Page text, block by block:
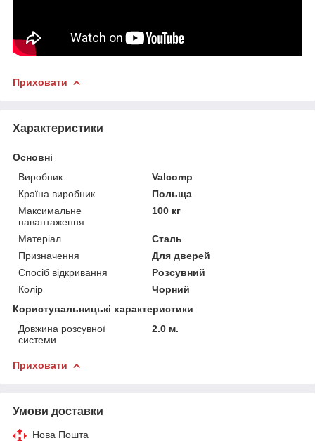
Приховати
Характеристики
Основні
Виробник
Valcomp
Країна виробник
Польща
Максимальне
навантаження
100 кг
Матеріал
Сталь
Призначення
Для дверей
Спосіб відкривання
Розсувний
Колір
Чорний
Користувальницькі характеристики
Довжина розсувної
системи
2.0 м.
Приховати
Умови доставки
Нова Пошта